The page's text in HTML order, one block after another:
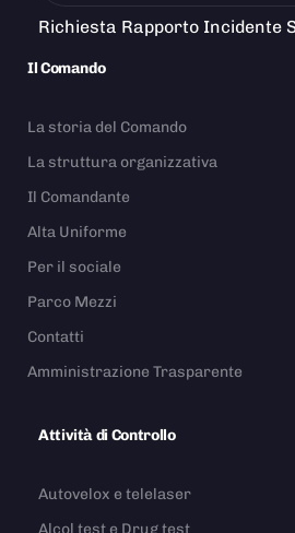
Richiesta Rapporto Incidente
Il Comando
La storia del Comando
La struttura organizzativa
Il Comandante
Alta Uniforme
Per il sociale
Parco Mezzi
Contatti
Amministrazione Trasparente
Attività di Controllo
Autovelox e telelaser